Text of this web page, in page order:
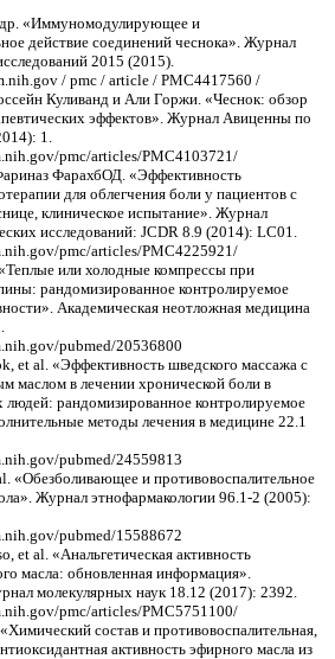
«Иммуномодулирующее и
действие соединений чеснока». Журнал
2015 (2015).
/ pmc / article / PMC4417560 /
Куливанд и Али Горжи. «Чеснок: обзор
эффектов». Журнал Авиценны по
1.
pmc/articles/PMC4103721/
ФарахбОД. «Эффективность
для облегчения боли у пациентов с
клиническое испытание». Журнал
исследований: JCDR 8.9 (2014): LC01.
pmc/articles/PMC4225921/
или холодные компрессы при
рандомизированное контролируемое
Академическая неотложная медицина
pubmed/20536800
et al. «Эффективность шведского массажа с
маслом в лечении хронической боли в
рандомизированное контролируемое
методы лечения в медицине 22.1
pubmed/24559813
«Обезболивающее и противовоспалительное
Журнал этнофармакологии 96.1-2 (2005):
pubmed/15588672
et al. «Анальгетическая активность
масла: обновленная информация».
молекулярных наук 18.12 (2017): 2392.
pmc/articles/PMC5751100/
состав и противовоспалительная,
активность эфирного масла из